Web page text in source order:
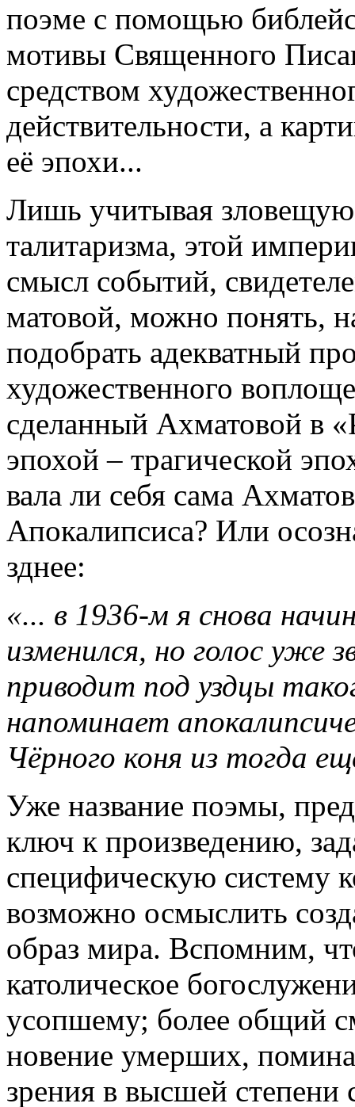
поэме с по­мощью
мотивы Свя­щенного
средством
действительности, а
её эпохи...
Лишь учитывая
талитаризма, этой
смысл событий,
матовой, можно понять,
подобрать адекватный
художественного
сделанный Ахматовой в
эпохой – трагической
вала ли себя сама
Апокалипсиса? Или
зднее:
«... в 1936-м я снова
изменился, но голос уже
приводит под уздцы
напоминает
Чёрного коня из тогда
Уже название поэмы,
ключ к произведению,
специфическую систему
возможно осмыслить
образ мира. Вспомним,
католическое
усопшему; более общий
новение умерших,
зрения в высшей степени